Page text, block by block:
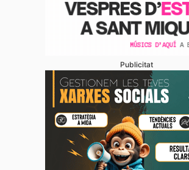
Publicitat